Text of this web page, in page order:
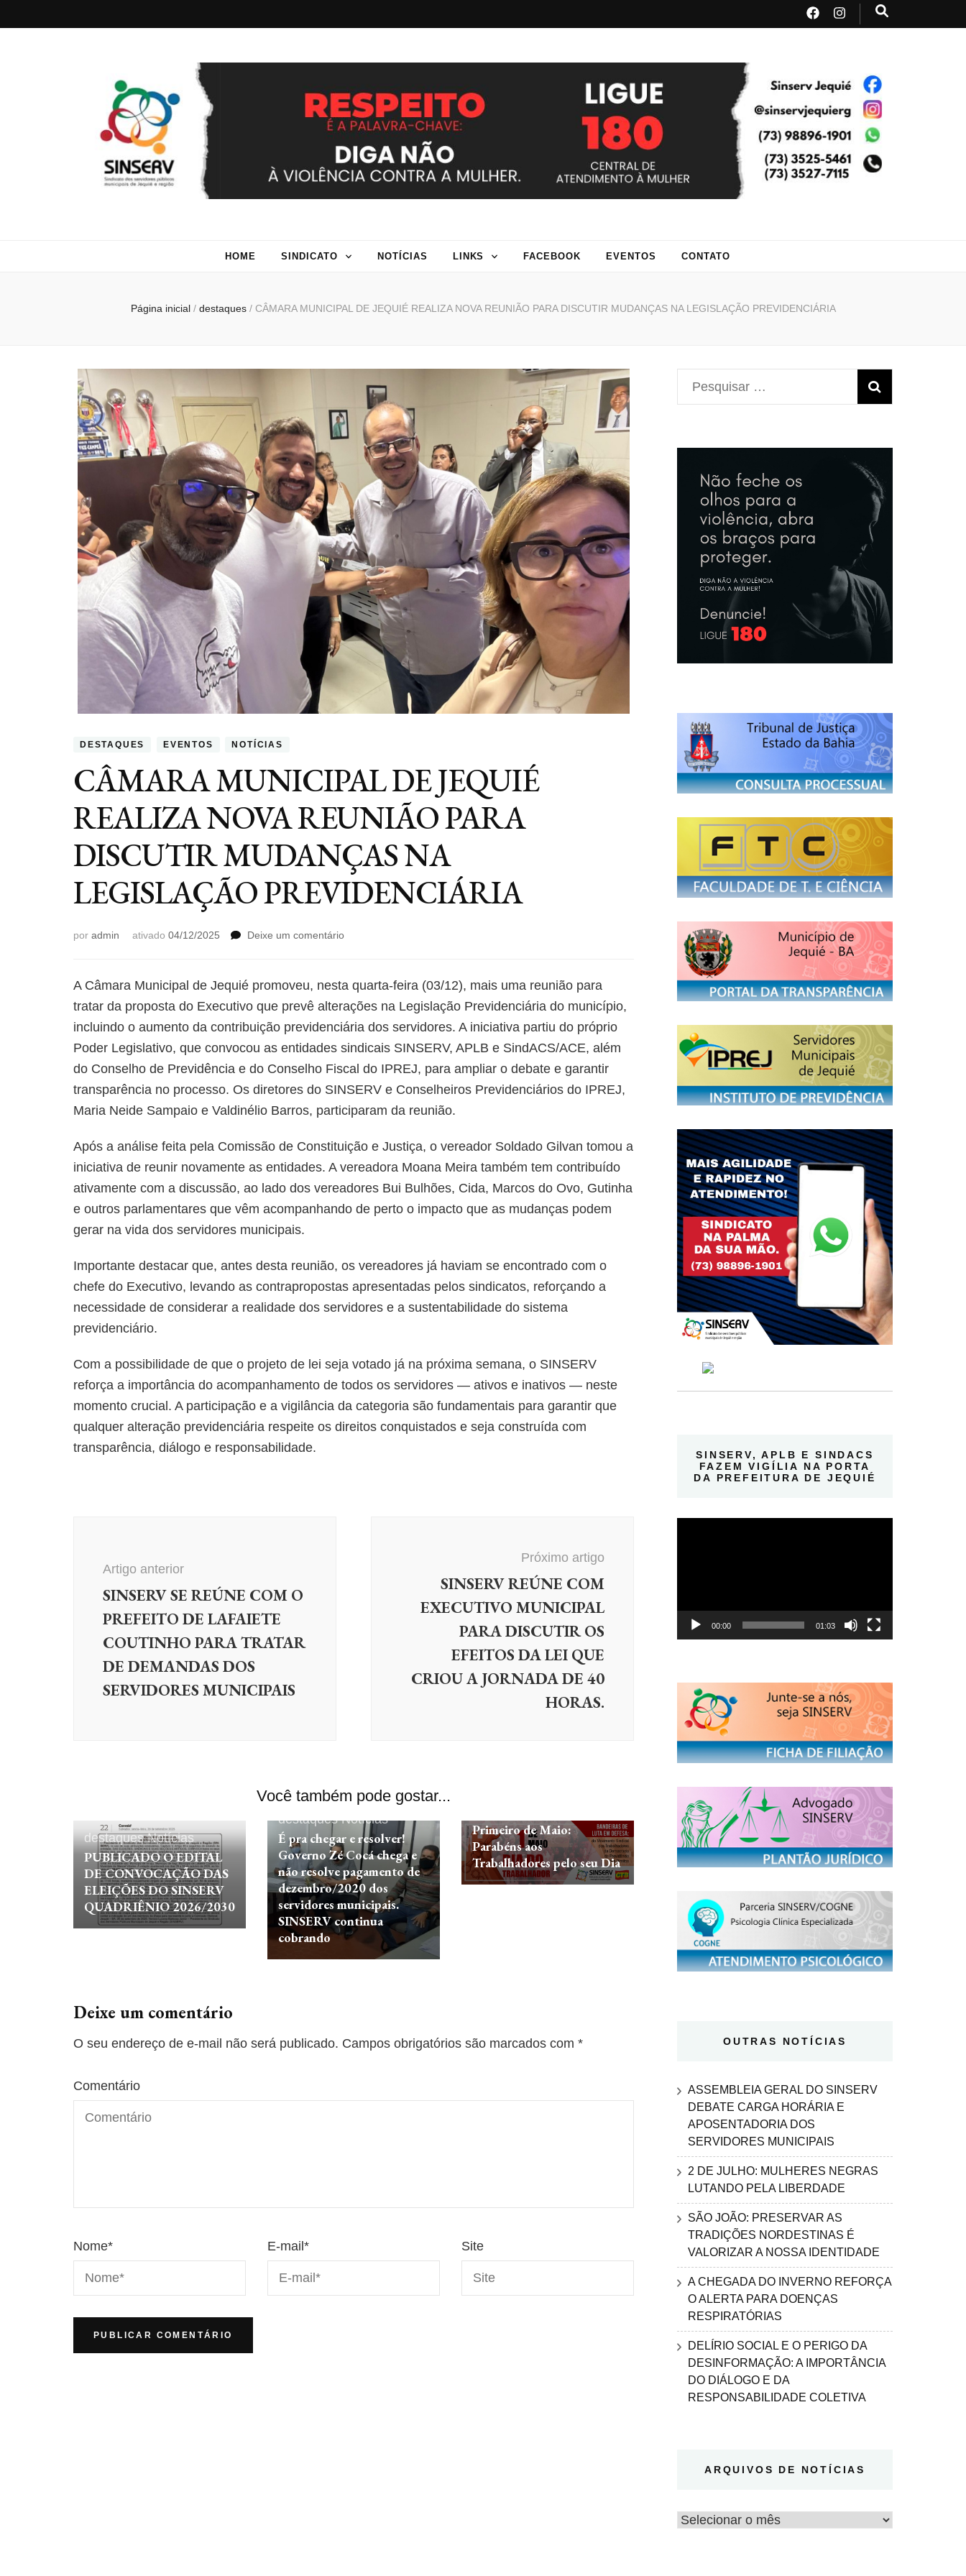
municipais de Jequié e região
HOME SINDICATO NOTÍCIAS LINKS FACEBOOK EVENTOS CONTATO
Página inicial / destaques / CÂMARA MUNICIPAL DE JEQUIÉ REALIZA NOVA REUNIÃO PARA DISCUTIR MUDANÇAS NA LEGISLAÇÃO PREVIDENCIÁRIA
DESTAQUES EVENTOS NOTÍCIAS
CÂMARA MUNICIPAL DE JEQUIÉ
REALIZA NOVA REUNIÃO PARA
DISCUTIR MUDANÇAS NA
LEGISLAÇÃO PREVIDENCIÁRIA
por admin ativado 04/12/2025 Deixe um comentárioem
JEQUIÉ
REALIZA
NOVA
PARA
DISCUTIR
MUDANÇAS
LEGISLAÇÃO
A Câmara Municipal de Jequié promoveu, nesta quarta-feira (03/12), mais uma reunião para
tratar da proposta do Executivo que prevê alterações na Legislação Previdenciária do município,
incluindo o aumento da contribuição previdenciária dos servidores. A iniciativa partiu do próprio
Poder Legislativo, que convocou as entidades sindicais SINSERV, APLB e SindACS/ACE, além
do Conselho de Previdência e do Conselho Fiscal do IPREJ, para ampliar o debate e garantir
transparência no processo. Os diretores do SINSERV e Conselheiros Previdenciários do IPREJ,
Maria Neide Sampaio e Valdinélio Barros, participaram da reunião.
Após a análise feita pela Comissão de Constituição e Justiça, o vereador Soldado Gilvan tomou a
iniciativa de reunir novamente as entidades. A vereadora Moana Meira também tem contribuído
ativamente com a discussão, ao lado dos vereadores Bui Bulhões, Cida, Marcos do Ovo, Gutinha
e outros parlamentares que vêm acompanhando de perto o impacto que as mudanças podem
gerar na vida dos servidores municipais.
Importante destacar que, antes desta reunião, os vereadores já haviam se encontrado com o
chefe do Executivo, levando as contrapropostas apresentadas pelos sindicatos, reforçando a
necessidade de considerar a realidade dos servidores e a sustentabilidade do sistema
previdenciário.
Com a possibilidade de que o projeto de lei seja votado já na próxima semana, o SINSERV
reforça a importância do acompanhamento de todos os servidores — ativos e inativos — neste
momento crucial. A participação e a vigilância da categoria são fundamentais para garantir que
qualquer alteração previdenciária respeite os direitos conquistados e seja construída com
transparência, diálogo e responsabilidade.
postArtigo anterior
SINSERV SE REÚNE COM O
PREFEITO DE LAFAIETE
COUTINHO PARA TRATAR
DE DEMANDAS DOS
SERVIDORES MUNICIPAIS
Próximo artigo
SINSERV REÚNE COM
EXECUTIVO MUNICIPAL
PARA DISCUTIR OS
EFEITOS DA LEI QUE
CRIOU A JORNADA DE 40
HORAS.
Você também pode gostar...
destaques Notícias
PUBLICADO O EDITAL
DE CONVOCAÇÃO DAS
ELEIÇÕES DO SINSERV
QUADRIÊNIO 2026/2030
destaques Notícias
É pra chegar e resolver!
Governo Zé Cocá chega e
não resolve pagamento de
dezembro/2020 dos
servidores municipais.
SINSERV continua
cobrando
Primeiro de Maio:
Parabéns aos
Trabalhadores pelo seu Dia
Deixe um comentário
O seu endereço de e-mail não será publicado. Campos obrigatórios são marcados com *
Comentário
Nome* E-mail * Site
Pesquisar
por:
SINSERV, APLB E SINDACS
FAZEM VIGÍLIA NA PORTA
DA PREFEITURA DE JEQUIÉ
00:00 01:03
OUTRAS NOTÍCIAS
ASSEMBLEIA GERAL DO SINSERV
DEBATE CARGA HORÁRIA E
APOSENTADORIA DOS
SERVIDORES MUNICIPAIS
2 DE JULHO: MULHERES NEGRAS
LUTANDO PELA LIBERDADE
SÃO JOÃO: PRESERVAR AS
TRADIÇÕES NORDESTINAS É
VALORIZAR A NOSSA IDENTIDADE
A CHEGADA DO INVERNO REFORÇA
O ALERTA PARA DOENÇAS
RESPIRATÓRIAS
DELÍRIO SOCIAL E O PERIGO DA
DESINFORMAÇÃO: A IMPORTÂNCIA
DO DIÁLOGO E DA
RESPONSABILIDADE COLETIVA
ARQUIVOS DE NOTÍCIAS
Arquivos